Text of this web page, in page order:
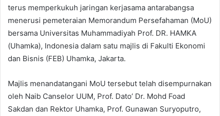
terus memperkukuh jaringan kerjasama antarabangsa
menerusi pemeteraian Memorandum Persefahaman (MoU)
bersama Universitas Muhammadiyah Prof. DR. HAMKA
(Uhamka), Indonesia dalam satu majlis di Fakulti Ekonomi
dan Bisnis (FEB) Uhamka, Jakarta.
Majlis menandatangani MoU tersebut telah disempurnakan
oleh Naib Canselor UUM, Prof. Dato’ Dr. Mohd Foad
Sakdan dan Rektor Uhamka, Prof. Gunawan Suryoputro,